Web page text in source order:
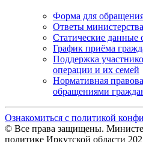
Форма для
Ответы министерства
Статические данные
График приёма
Поддержка
операции и их семей
Нормативная
обращениями
Ознакомиться с политикой
© Все права защищены.
политике Иркутской области